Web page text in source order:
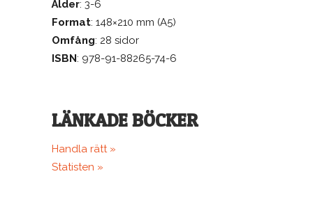
Ålder: 3-6
Format: 148×210 mm (A5)
Omfång: 28 sidor
ISBN: 978-91-88265-74-6
LÄNKADE BÖCKER
Handla rätt »
Statisten »